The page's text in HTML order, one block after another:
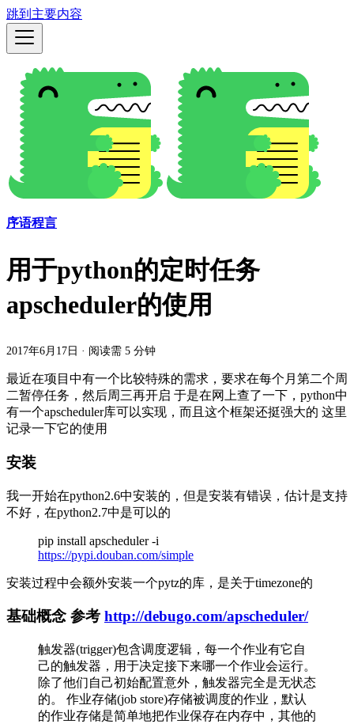
跳到主要内容
序语程言
用于python的定时任务
apscheduler的使用
2017年6月17日 · 阅读需 5 分钟
最近在项目中有一个比较特殊的需求，要求在每个月第二个周
二暂停任务，然后周三再开启 于是在网上查了一下，python中
有一个apscheduler库可以实现，而且这个框架还挺强大的 这里
记录一下它的使用
安装
我一开始在python2.6中安装的，但是安装有错误，估计是支持
不好，在python2.7中是可以的
pip install apscheduler -i
https://pypi.douban.com/simple
安装过程中会额外安装一个pytz的库，是关于timezone的
基础概念 参考 http://debugo.com/apscheduler/
触发器(trigger)包含调度逻辑，每一个作业有它自
己的触发器，用于决定接下来哪一个作业会运行。
除了他们自己初始配置意外，触发器完全是无状态
的。 作业存储(job store)存储被调度的作业，默认
的作业存储是简单地把作业保存在内存中，其他的